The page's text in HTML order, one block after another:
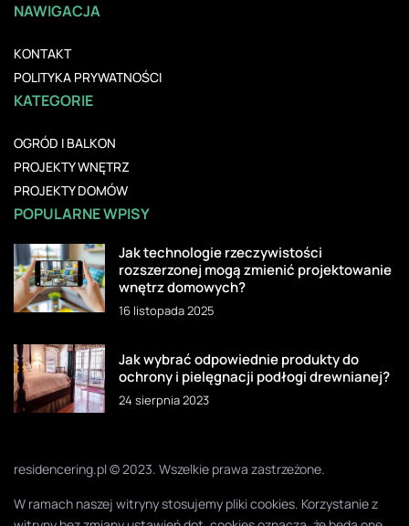
NAWIGACJA
KONTAKT
POLITYKA PRYWATNOŚCI
KATEGORIE
OGRÓD I BALKON
PROJEKTY WNĘTRZ
PROJEKTY DOMÓW
POPULARNE WPISY
Jak technologie rzeczywistości
rozszerzonej mogą zmienić projektowanie
wnętrz domowych?
16 listopada 2025
Jak wybrać odpowiednie produkty do
ochrony i pielęgnacji podłogi drewnianej?
24 sierpnia 2023
residencering.pl © 2023. Wszelkie prawa zastrzeżone.
W ramach naszej witryny stosujemy pliki cookies. Korzystanie z